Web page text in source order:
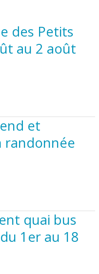
des Petits
au 2 août
et
randonnée
quai bus
1er au 18